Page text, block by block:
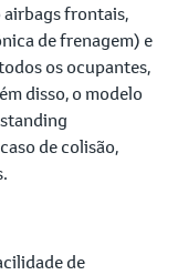
airbags frontais,
de frenagem) e
os ocupantes,
disso, o modelo
de colisão,
de